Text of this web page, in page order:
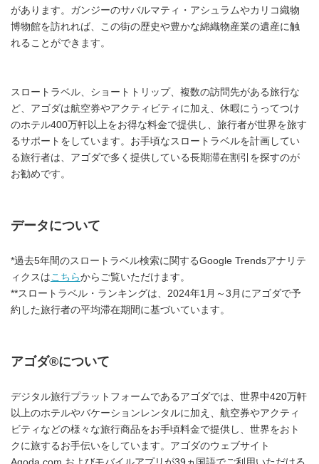
があります。ガンジーのサバルマティ・アシュラムやカリコ織物
博物館を訪れれば、この街の歴史や豊かな綿織物産業の遺産に触
れることができます。
スロートラベル、ショートトリップ、複数の訪問先がある旅行な
ど、アゴダは航空券やアクティビティに加え、休暇にうってつけ
のホテル400万軒以上をお得な料金で提供し、旅行者が世界を旅す
るサポートをしています。お手頃なスロートラベルを計画してい
る旅行者は、アゴダで多く提供している長期滞在割引を探すのが
お勧めです。
データについて
*過去5年間のスロートラベル検索に関するGoogle Trendsアナリテ
ィクスは こちらからご覧いただけます。
**スロートラベル・ランキングは、2024年1月～3月にアゴダで予
約した旅行者の平均滞在期間に基づいています。
アゴダ®について
デジタル旅行プラットフォームであるアゴダでは、世界中420万軒
以上のホテルやバケーションレンタルに加え、航空券やアクティ
ビティなどの様々な旅行商品をお手頃料金で提供し、世界をおト
クに旅するお手伝いをしています。アゴダのウェブサイト